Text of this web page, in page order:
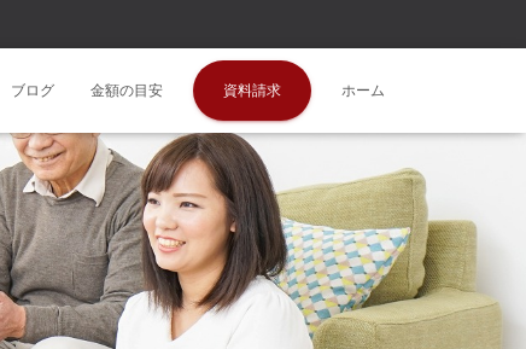
ブログ 金額の目安 資料請求 ホーム